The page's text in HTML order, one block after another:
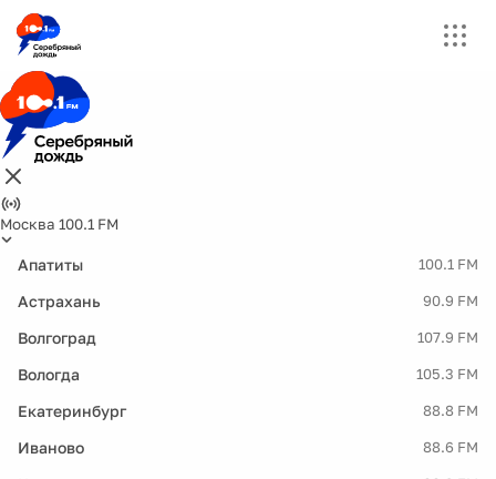
Москва 100.1 FM
Апатиты 100.1 FM
Астрахань 90.9 FM
Волгоград 107.9 FM
Вологда 105.3 FM
Екатеринбург 88.8 FM
Иваново 88.6 FM